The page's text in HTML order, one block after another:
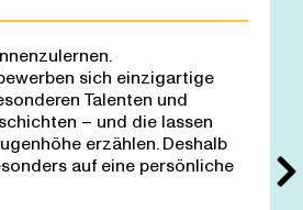
sich einzigartige
Talenten und
– und die lassen
erzählen. Deshalb
auf eine persönliche